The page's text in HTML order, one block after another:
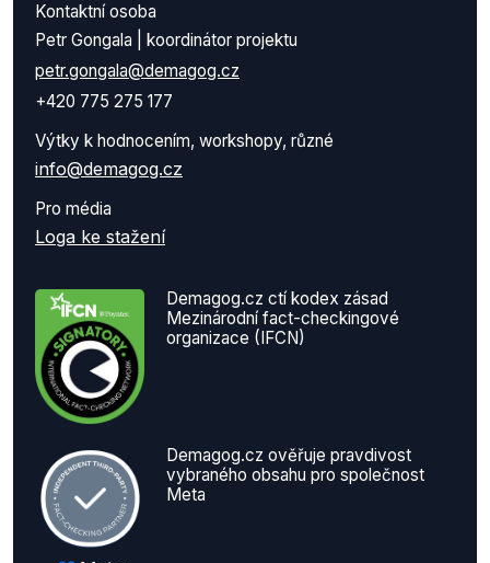
Kontaktní osoba
Petr Gongala | koordinátor projektu
petr.gongala@demagog.cz
+420 775 275 177
Výtky k hodnocením, workshopy, různé
info@demagog.cz
Pro média
Loga ke stažení
Demagog.cz ctí kodex zásad
Mezinárodní fact-checkingové
organizace (IFCN)
Demagog.cz ověřuje pravdivost
vybraného obsahu pro společnost
Meta